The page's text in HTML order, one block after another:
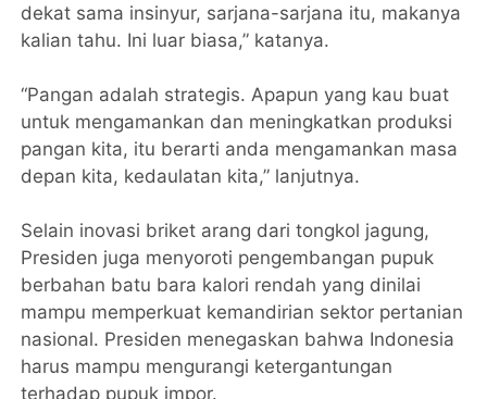
dekat sama insinyur, sarjana-sarjana itu, makanya
kalian tahu. Ini luar biasa,” katanya.
“Pangan adalah strategis. Apapun yang kau buat
untuk mengamankan dan meningkatkan produksi
pangan kita, itu berarti anda mengamankan masa
depan kita, kedaulatan kita,” lanjutnya.
Selain inovasi briket arang dari tongkol jagung,
Presiden juga menyoroti pengembangan pupuk
berbahan batu bara kalori rendah yang dinilai
mampu memperkuat kemandirian sektor pertanian
nasional. Presiden menegaskan bahwa Indonesia
harus mampu mengurangi ketergantungan
terhadap pupuk impor.